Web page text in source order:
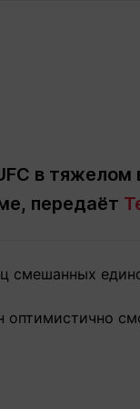
Пресс-центр
в
передаёт
смешанных
оптимистично